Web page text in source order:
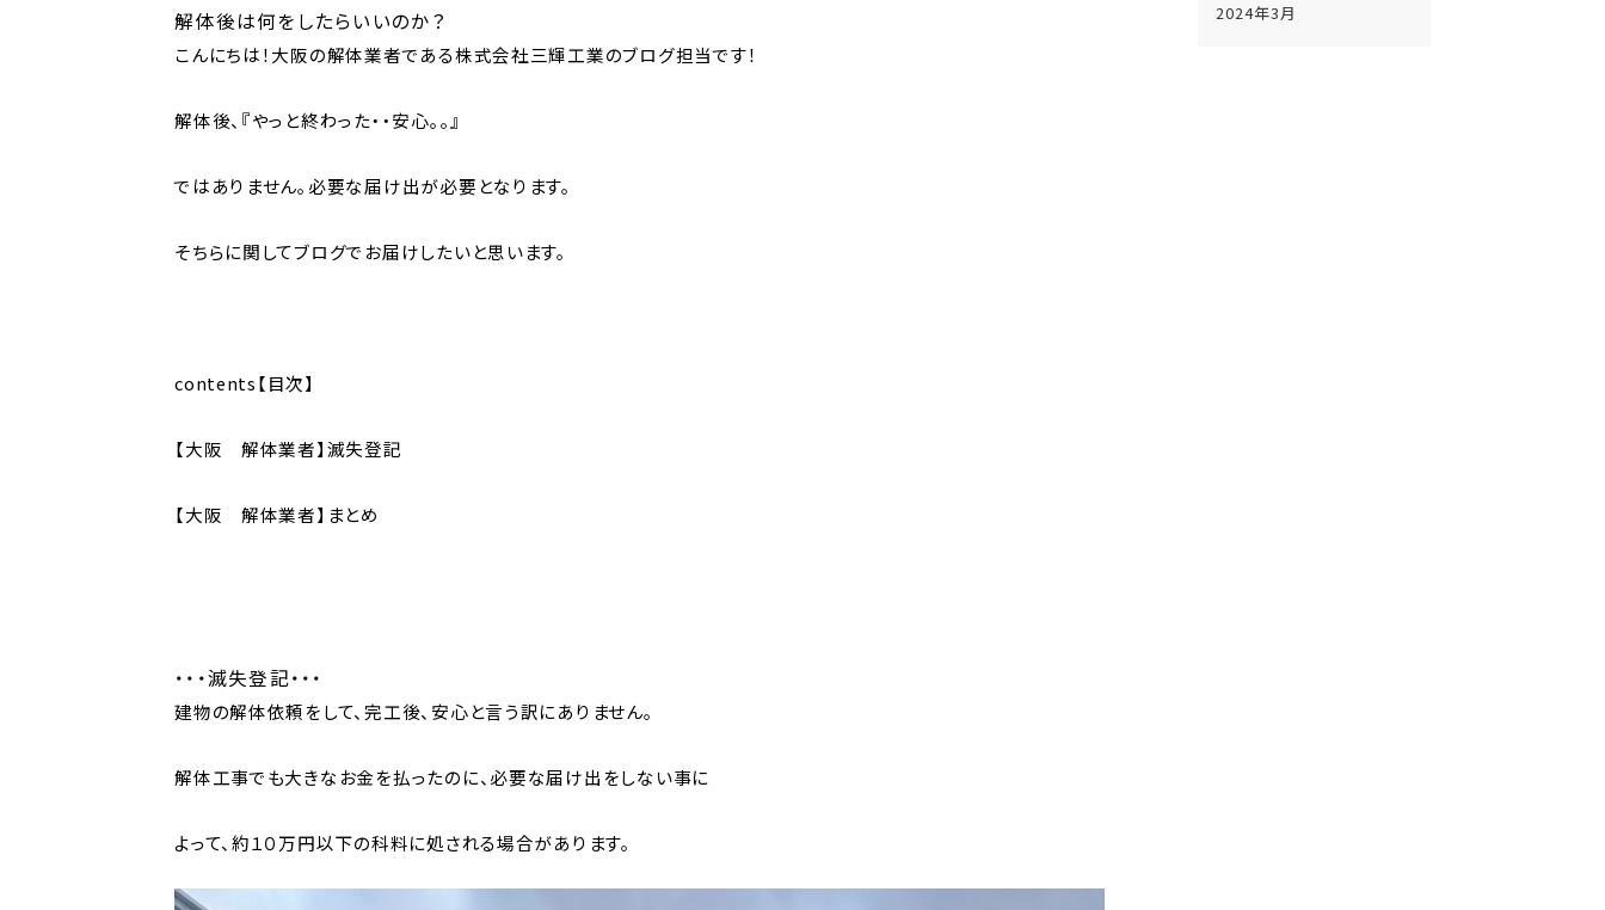
解体後は何をしたらいいのか？
こんにちは！大阪の解体業者である株式会社三輝工業のブログ担当です！
解体後、『やっと終わった・・安心。。』
ではありません。必要な届け出が必要となります。
そちらに関してブログでお届けしたいと思います。
contents【目次】
【大阪 解体業者】滅失登記
【大阪 解体業者】まとめ
・・・滅失登記・・・
建物の解体依頼をして、完工後、安心と言う訳にありません。
解体工事でも大きなお金を払ったのに、必要な届け出をしない事に
よって、約１０万円以下の科料に処される場合があります。
2024年3月